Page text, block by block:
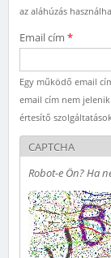
az aláhúzás
Email cím *
Egy működő email
email cím nem
értesítő
CAPTCHA
Robot-e Ön? Ha